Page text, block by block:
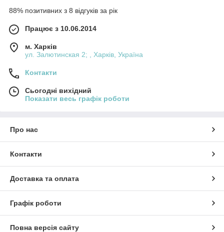
88% позитивних з 8 відгуків за рік
Працює з 10.06.2014
м. Харків
ул. Залютинская 2; , Харків, Україна
Контакти
Сьогодні вихідний
Показати весь графік роботи
Про нас
Контакти
Доставка та оплата
Графік роботи
Повна версія сайту